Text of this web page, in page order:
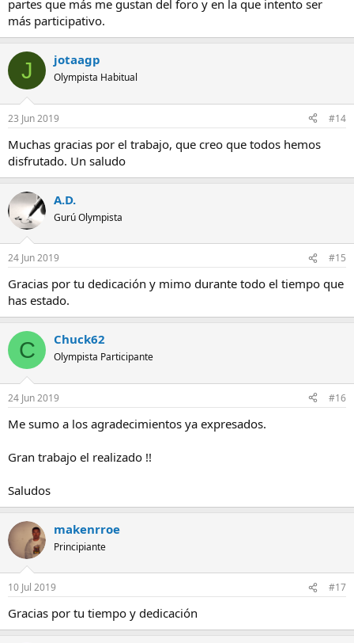
Un saludo amigos.
partes que más me gustan del foro y en la que intento ser
más participativo.
J jotaagp
Olympista Habitual
23 Jun 2019 #14
Muchas gracias por el trabajo, que creo que todos hemos
disfrutado. Un saludo
A.D.
Gurú Olympista
24 Jun 2019 #15
Gracias por tu dedicación y mimo durante todo el tiempo que
has estado.
C Chuck62
Olympista Participante
24 Jun 2019 #16
Me sumo a los agradecimientos ya expresados.
Gran trabajo el realizado !!
Saludos
makenrroe
Principiante
10 Jul 2019 #17
Gracias por tu tiempo y dedicación